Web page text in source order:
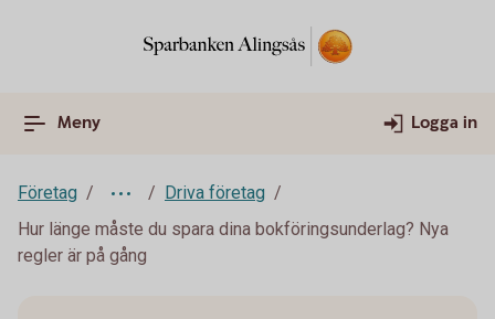
Meny Logga in
Företag
Driva företag
Hur länge måste du spara dina bokföringsunderlag? Nya
regler är på gång